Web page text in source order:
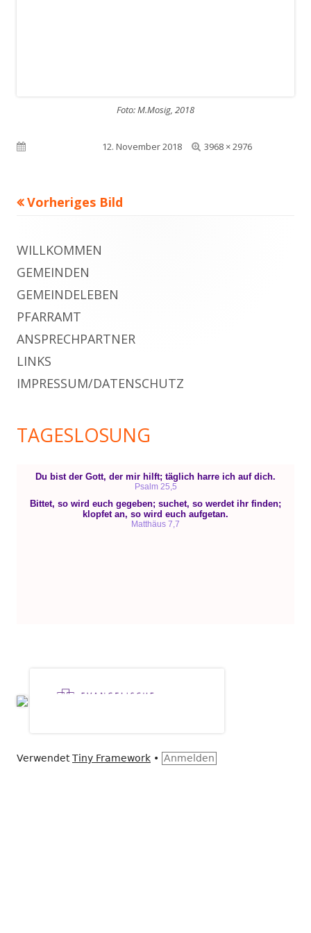
Foto: M.Mosig, 2018
12. November 2018
Volle
3968 × 2976
Vorheriges Bild
Inhalt
WILLKOMMEN
GEMEINDEN
GEMEINDELEBEN
PFARRAMT
ANSPRECHPARTNER
LINKS
IMPRESSUM/DATENSCHUTZ
TAGESLOSUNG
VerwendetTiny Framework • Anmelden